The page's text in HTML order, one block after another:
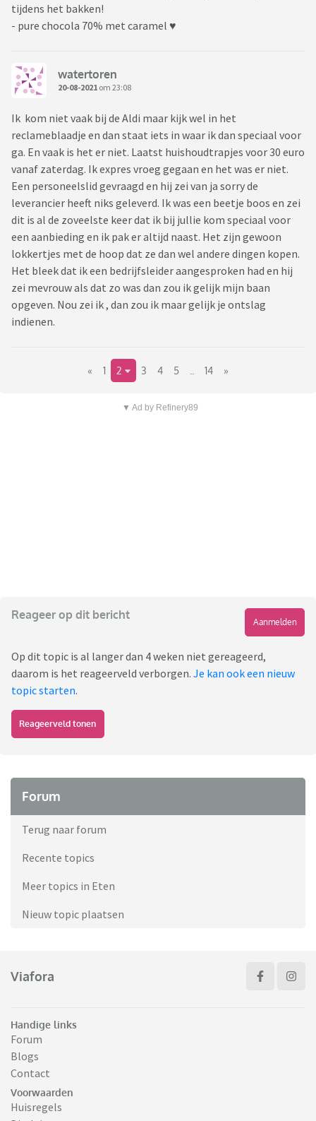
tijdens het bakken!
- pure chocola 70% met caramel ♥️
watertoren
20-08-2021 om 23:08
Ik kom niet vaak bij de Aldi maar kijk wel in het
reclameblaadje en dan staat iets in waar ik dan speciaal voor
ga. En vaak is het er niet. Laatst huishoudtrapjes voor 30 euro
vanaf zaterdag. Ik expres vroeg gegaan en het was er niet.
Een personeelslid gevraagd en hij zei van ja sorry de
leverancier heeft niks geleverd. Ik was een beetje boos en zei
dit is al de zoveelste keer dat ik bij jullie kom speciaal voor
een aanbieding en ik pak er altijd naast. Het zijn gewoon
lokkertjes met de hoop dat ze dan wel andere dingen kopen.
Het bleek dat ik een bedrijfsleider aangesproken had en hij
zei mevrouw als dat zo was dan zou ik gelijk mijn baan
opgeven. Nou zei ik , dan zou ik maar gelijk je ontslag
indienen.
« 1 2 3 4 5 14 »
▼ Ad by Refinery89
Reageer op dit bericht
Aanmelden
Op dit topic is al langer dan 4 weken niet gereageerd,
daarom is het reageerveld verborgen. Je kan ook een nieuw
topic starten.
Reageerveld tonen
Forum
Terug naar forum
Recente topics
Meer topics in Eten
Nieuw topic plaatsen
Viafora
Handige links
Forum
Blogs
Contact
Voorwaarden
Huisregels